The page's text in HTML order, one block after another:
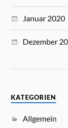
Januar 2020
Dezember
KATEGORIEN
Allgemein